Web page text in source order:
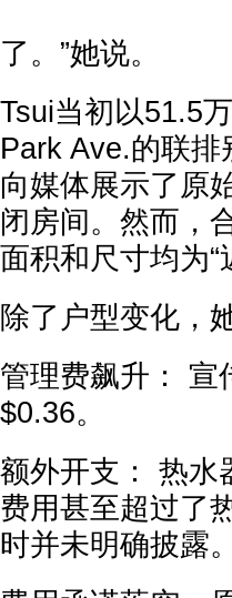
了。”她说。
Tsui当初以51.5
Park Ave.的联
向媒体展示了原
闭房间。然而，
面积和尺寸均为
除了户型变化，
管理费飙升： 宣
$0.36。
额外开支： 热水
费用甚至超过了
时并未明确披露。